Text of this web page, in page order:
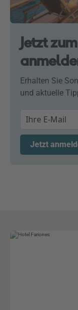
Jetzt
Erhalten Sie
und aktuelle
Jetzt